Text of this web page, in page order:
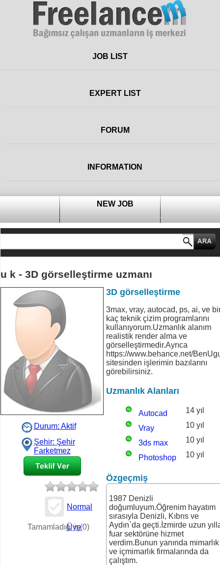
FreelanceJOB LIST
EXPERT LIST
FORUM
INFORMATION
NEW JOB
u k - 3D görselleştirme uzmanı
Durum: Aktif
Şehir: Şehir
Farketmez
Normal
Üye
Tamamladığı iş(0)
3D görselleştirme
3max, vray, autocad, ps, ai, ve
kaç teknik çizim programlarını
kullanıyorum.Uzmanlık alanım
realistik render alma ve
görselleştirmedir.Ayrıca
https://www.behance.net/
sitesinden işlerimin bazılarını
görebilirsiniz.
Uzmanlık Alanları
Autocad 14 yıl
Vray 10 yıl
3ds max 10 yıl
Photoshop 10 yıl
Özgeçmiş
1987 Denizli
doğumluyum.Öğrenim hayatım
sırasıyla Denizli, Kıbrıs ve
Aydın`da geçti.İzmirde uzun
fuar sektörüne hizmet
verdim.Bunun yanında mimarlık
ve içmimarlık firmalarında da
çalıştım.